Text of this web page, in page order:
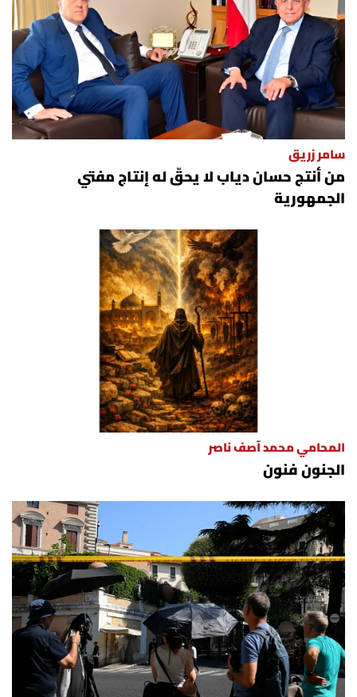
سامر زريق
من أنتج حسان دياب لا يحقّ له إنتاج مفتي
الجمهورية
المحامي محمد آصف ناصر
الجنون فنون